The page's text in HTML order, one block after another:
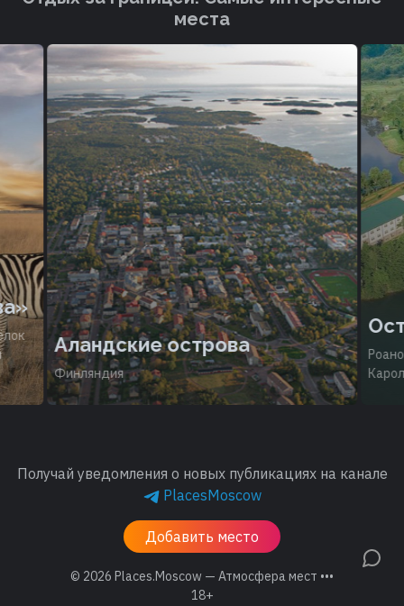
места
Аландские острова
Финляндия
Получай уведомления о новых публикациях на канале
PlacesMoscow
Добавить место
© 2026 Places.Moscow — Атмосфера мест •••
18+